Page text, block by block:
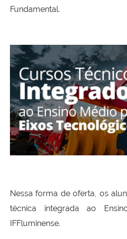
Fundamental.
Nessa forma de oferta, os
técnica integrada ao
IFFluminense.